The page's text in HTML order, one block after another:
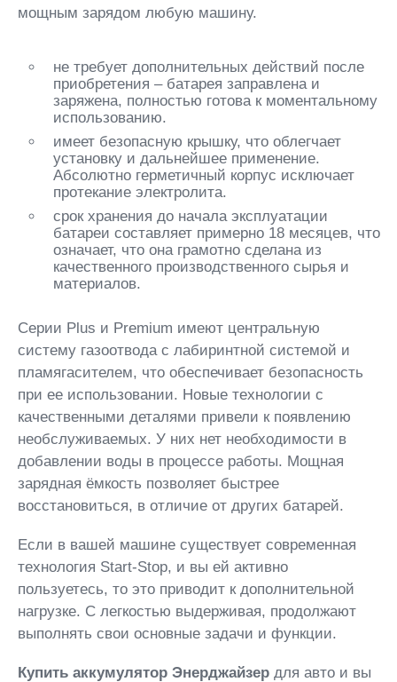
мощным зарядом любую машину.
не требует дополнительных действий после
приобретения – батарея заправлена и
заряжена, полностью готова к моментальному
использованию.
имеет безопасную крышку, что облегчает
установку и дальнейшее применение.
Абсолютно герметичный корпус исключает
протекание электролита.
срок хранения до начала эксплуатации
батареи составляет примерно 18 месяцев, что
означает, что она грамотно сделана из
качественного производственного сырья и
материалов.
Серии Plus и Premium имеют центральную
систему газоотвода с лабиринтной системой и
пламягасителем, что обеспечивает безопасность
при ее использовании. Новые технологии с
качественными деталями привели к появлению
необслуживаемых. У них нет необходимости в
добавлении воды в процессе работы. Мощная
зарядная ёмкость позволяет быстрее
восстановиться, в отличие от других батарей.
Если в вашей машине существует современная
технология Start-Stop, и вы ей активно
пользуетесь, то это приводит к дополнительной
нагрузке. С легкостью выдерживая, продолжают
выполнять свои основные задачи и функции.
Купить аккумулятор Энерджайзер для авто и вы